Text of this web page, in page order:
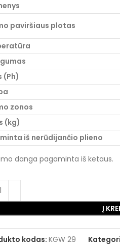
paviršiaus plotas
(Ph)
zonos
(kg)
iš nerūdijančio plieno
danga pagaminta iš ketaus.
Į
kodas: KGW 29